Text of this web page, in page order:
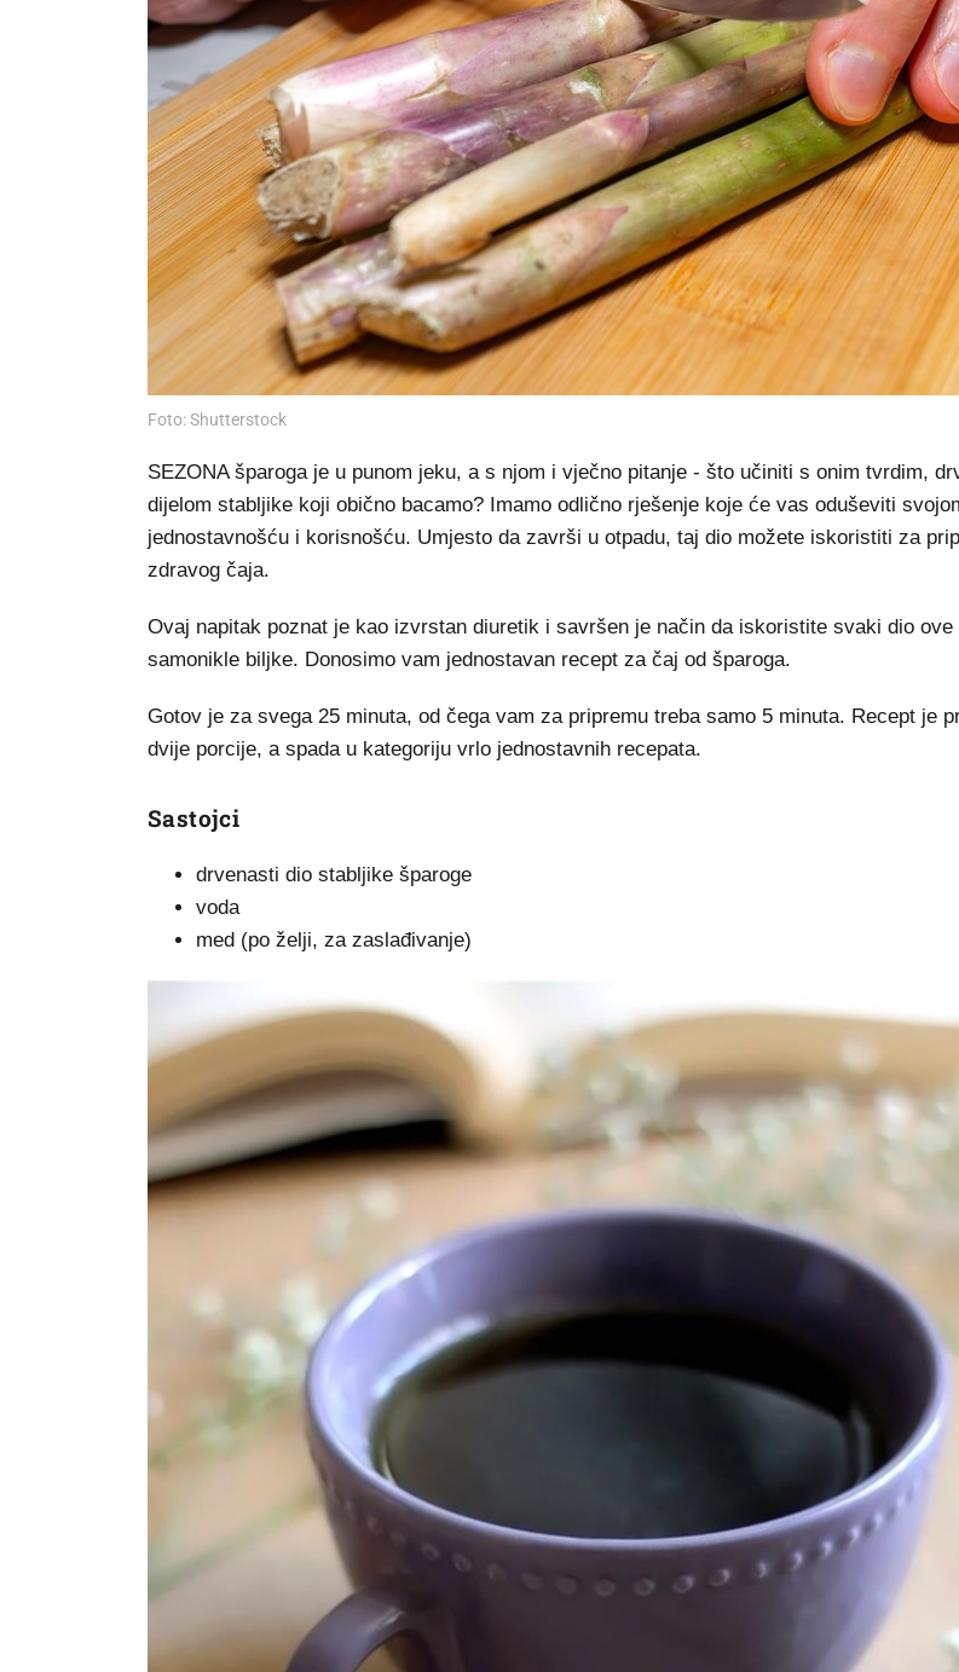
Foto: Shutterstock
SEZONA šparoga je u punom jeku, a s njom i vječno pitanje - što učiniti s onim tvrdim,
dijelom stabljike koji obično bacamo? Imamo odlično rješenje koje će vas oduševiti
jednostavnošću i korisnošću. Umjesto da završi u otpadu, taj dio možete iskoristiti za
zdravog čaja.
Ovaj napitak poznat je kao izvrstan diuretik i savršen je način da iskoristite svaki dio ove
samonikle biljke. Donosimo vam jednostavan recept za čaj od šparoga.
Gotov je za svega 25 minuta, od čega vam za pripremu treba samo 5 minuta. Recept je
dvije porcije, a spada u kategoriju vrlo jednostavnih recepata.
Sastojci
drvenasti dio stabljike šparoge
voda
med (po želji, za zaslađivanje)